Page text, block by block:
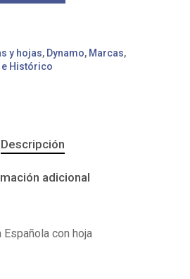
y hojas, Dynamo, Marcas,
Histórico
Descripción
adicional
con hoja